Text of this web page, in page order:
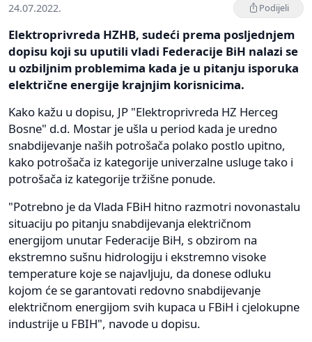
24.07.2022. Podijeli
Elektroprivreda HZHB, sudeći prema posljednjem
dopisu koji su uputili vladi Federacije BiH nalazi se
u ozbiljnim problemima kada je u pitanju isporuka
električne energije krajnjim korisnicima.
Kako kažu u dopisu, JP "Elektroprivreda HZ Herceg
Bosne" d.d. Mostar je ušla u period kada je uredno
snabdijevanje naših potrošača polako postlo upitno,
kako potrošača iz kategorije univerzalne usluge tako i
potrošača iz kategorije tržišne ponude.
"Potrebno je da Vlada FBiH hitno razmotri novonastalu
situaciju po pitanju snabdijevanja električnom
energijom unutar Federacije BiH, s obzirom na
ekstremno sušnu hidrologiju i ekstremno visoke
temperature koje se najavljuju, da donese odluku
kojom će se garantovati redovno snabdijevanje
električnom energijom svih kupaca u FBiH i cjelokupne
industrije u FBIH", navode u dopisu.